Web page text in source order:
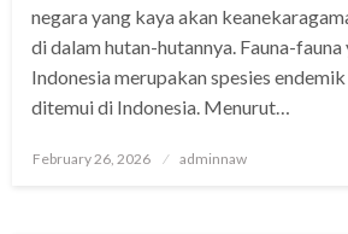
negara yang kaya akan
di dalam hutan-hutannya. Fauna-fauna
Indonesia merupakan spesies
ditemui di Indonesia. Menurut…
Posted
February 26, 2026 adminnaw